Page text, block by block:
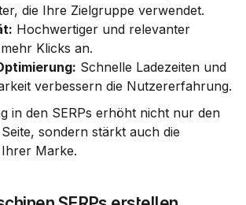
die Ihre Zielgruppe verwendet.
Hochwertiger und relevanter
Klicks an.
Schnelle Ladezeiten und
verbessern die Nutzererfahrung.
in den SERPs erhöht nicht nur den
sondern stärkt auch die
Marke.